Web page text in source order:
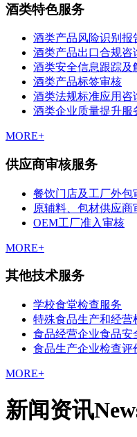
酒类特色服务
酒类产品风险识别报
酒类产品出口合规咨
酒类安全信息跟踪及
酒类产品标签审核
酒类法规标准应用咨
酒类企业质量提升服
MORE+
供应商审核服务
餐饮门店及工厂外包
原辅料、包材供应商
OEM工厂准入审核
MORE+
其他技术服务
学校食堂检查服务
特殊食品生产和经营
食品经营企业食品安
食品生产企业检查评
MORE+
新闻资讯